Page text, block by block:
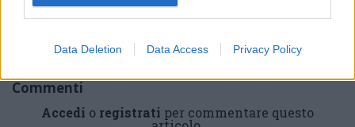
Data Deletion Data Access Privacy Policy
LEGGI GLI ALTRI ARTICOLI DI
Commenti
Accedi o registrati per commentare questo